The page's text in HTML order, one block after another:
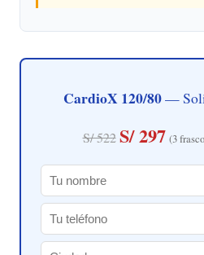
CardioX 120/80—
S/ 522 S/ 297 (3